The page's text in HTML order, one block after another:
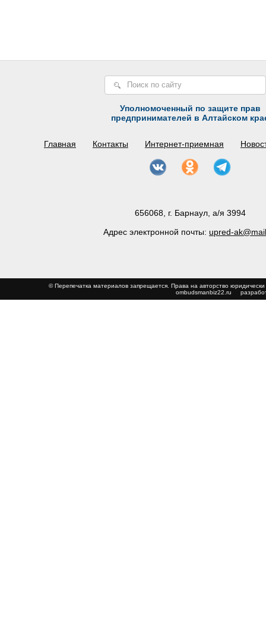
Уполномоченный по защите прав
предпринимателей в Алтайском
Главная Контакты Интернет-приемная
656068, г. Барнаул, а/я 3994
Адрес электронной почты: upred-
© Перепечатка материалов запрещается. Права на авторство
ombudsmanbiz22.ru